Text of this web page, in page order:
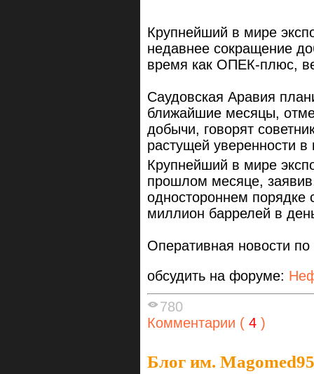
Крупнейший в мире
недавнее сокращение
время как ОПЕК-плюс,
Саудовская Аравия
ближайшие месяцы,
добычи, говорят
растущей уверенности
Крупнейший в мире
прошлом месяце,
одностороннем порядке
миллион баррелей в
Оперативная новости
обсудить на форуме:
780
Комментарии ( 4 )
Блог им. Magomed95